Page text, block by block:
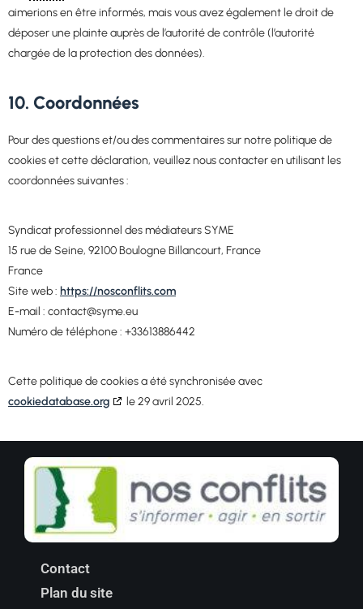
aimerions en être informés, mais vous avez également le droit de
déposer une plainte auprès de l’autorité de contrôle (l’autorité
chargée de la protection des données).
10. Coordonnées
Pour des questions et/ou des commentaires sur notre politique de
cookies et cette déclaration, veuillez nous contacter en utilisant les
coordonnées suivantes :
Syndicat professionnel des médiateurs SYME
15 rue de Seine, 92100 Boulogne Billancourt, France
France
Site web : https://nosconflits.com
E-mail : contact@syme.eu
Numéro de téléphone : +33613886442
Cette politique de cookies a été synchronisée avec
cookiedatabase.org
le 29 avril 2025.
Contact
Plan du site